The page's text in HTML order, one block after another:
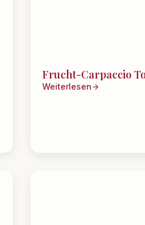
Frucht-Carpaccio
Weiterlesen